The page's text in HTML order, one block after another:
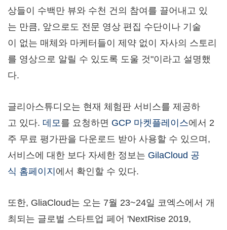
상들이 수백만 뷰와 수천 건의 참여를 끌어내고 있
는 만큼, 앞으로도 전문 영상 편집 수단이나 기술
이 없는 매체와 마케터들이 제약 없이 자사의 스토리
를 영상으로 알릴 수 있도록 도울 것"이라고 설명했
다.
글리아스튜디오는 현재 체험판 서비스를 제공하
고 있다. 데모 를 요청하면 GCP 마켓플레이스에서 2
주 무료 평가판을 다운로드 받아 사용할 수 있으며,
서비스에 대한 보다 자세한 정보는 GilaCloud 공
식 홈페이지 에서 확인할 수 있다.
또한, GliaCloud는 오는 7월 23~24일 코엑스에서 개
최되는 글로벌 스타트업 페어 'NextRise 2019,